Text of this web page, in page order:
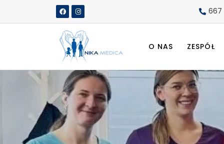
667
O NAS ZESPÓŁ